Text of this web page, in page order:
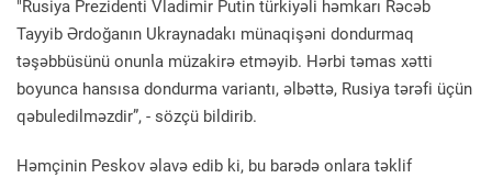
"Rusiya Prezidenti Vladimir Putin türkiyəli həmkarı Rəcəb
Tayyib Ərdoğanın Ukraynadakı münaqişəni dondurmaq
təşəbbüsünü onunla müzakirə etməyib. Hərbi təmas xətti
boyunca hansısa dondurma variantı, əlbəttə, Rusiya tərəfi üçün
qəbuledilməzdir”, - sözçü bildirib.
Həmçinin Peskov əlavə edib ki, bu barədə onlara təklif